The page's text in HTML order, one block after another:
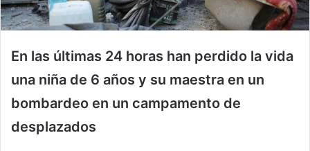
En las últimas 24 horas han perdido la vida
una niña de 6 años y su maestra en un
bombardeo en un campamento de
desplazados